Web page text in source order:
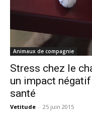
Animaux de compagnie
Stress chez le
un impact
santé
Vetitude - 25 juin 2015